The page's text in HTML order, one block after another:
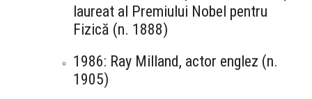
laureat al Premiului Nobel pentru
Fizică (n. 1888)
1986: Ray Milland, actor englez (n.
1905)